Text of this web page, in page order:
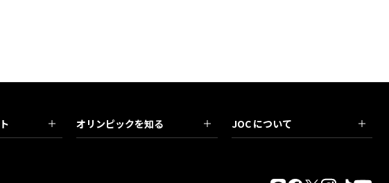
オリンピックを知る JOC について